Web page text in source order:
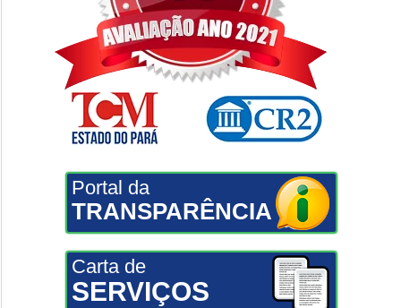
Portal da
TRANSPARÊNCIA
Carta de
SERVIÇOS